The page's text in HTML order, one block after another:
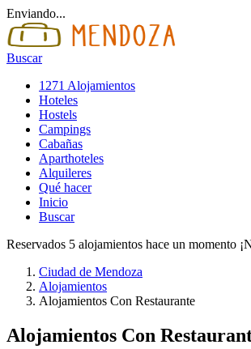
Enviando...
Buscar
1271 Alojamientos
Hoteles
Hostels
Campings
Cabañas
Aparthoteles
Alquileres
Qué hacer
Inicio
Buscar
Reservados 5 alojamientos hace un momento
Ciudad de Mendoza
Alojamientos
Alojamientos Con Restaurante
Alojamientos Con